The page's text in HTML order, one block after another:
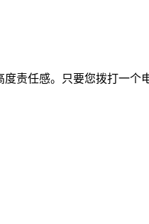
责任感。只要您拨打一个